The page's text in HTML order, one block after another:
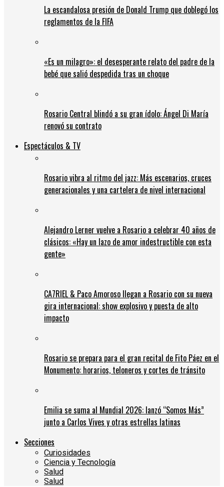
La escandalosa presión de Donald Trump que doblegó los
reglamentos de la FIFA
«Es un milagro»: el desesperante relato del padre de la
bebé que salió despedida tras un choque
Rosario Central blindó a su gran ídolo: Ángel Di María
renovó su contrato
Espectáculos & TV
Rosario vibra al ritmo del jazz: Más escenarios, cruces
generacionales y una cartelera de nivel internacional
Alejandro Lerner vuelve a Rosario a celebrar 40 años de
clásicos: «Hay un lazo de amor indestructible con esta
gente»
CA7RIEL & Paco Amoroso llegan a Rosario con su nueva
gira internacional: show explosivo y puesta de alto
impacto
Rosario se prepara para el gran recital de Fito Páez en el
Monumento: horarios, teloneros y cortes de tránsito
Emilia se suma al Mundial 2026: lanzó “Somos Más”
junto a Carlos Vives y otras estrellas latinas
Secciones
Curiosidades
Ciencia y Tecnología
Salud
Salud